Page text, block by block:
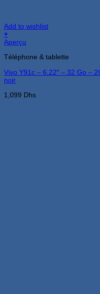
Add to wishlist
+
Aperçu
Téléphone & tablette
Vivo Y91c – 6.22″ – 32 Go –
noir
1,099 Dhs